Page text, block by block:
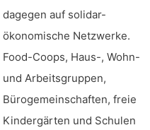
dagegen auf solidar-
ökonomische Netzwerke.
Food-Coops, Haus-, Wohn-
und Arbeitsgruppen,
Bürogemeinschaften, freie
Kindergärten und Schulen